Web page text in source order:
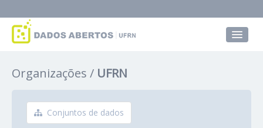
Grupos
Sobre
Organizações UFRN
Conjuntos de dados